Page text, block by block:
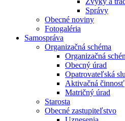
Správy
Obecné noviny
Fotogaléria
Samospráva
Organizačná schéma
Organizačná
Obecný úrad
Opatrovateľská
Aktivačná činnosť
Matričný úrad
Starosta
Obecné zastupiteľstvo